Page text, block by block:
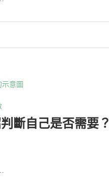
斷自己是否需要？